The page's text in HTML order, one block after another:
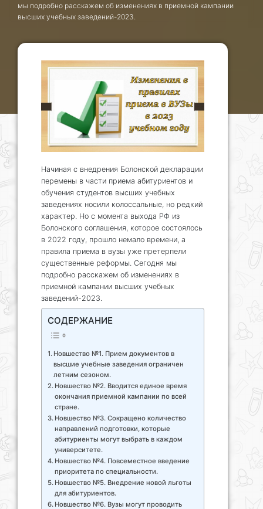
мы подробно расскажем об изменениях в приемной кампании
высших учебных заведений-2023.
Начиная с внедрения Болонской декларации
перемены в части приема абитуриентов и
обучения студентов высших учебных
заведениях носили колоссальные, но редкий
характер. Но с момента выхода РФ из
Болонского соглашения, которое состоялось
в 2022 году, прошло немало времени, а
правила приема в вузы уже претерпели
существенные реформы. Сегодня мы
подробно расскажем об изменениях в
приемной кампании высших учебных
заведений-2023.
СОДЕРЖАНИЕ
Новшество №1. Прием документов в
высшие учебные заведения ограничен
летним сезоном.
Новшество №2. Вводится единое время
окончания приемной кампании по всей
стране.
Новшество №3. Сокращено количество
направлений подготовки, которые
абитуриенты могут выбрать в каждом
университете.
Новшество №4. Повсеместное введение
приоритета по специальности.
Новшество №5. Внедрение новой льготы
для абитуриентов.
Новшество №6. Вузы могут проводить